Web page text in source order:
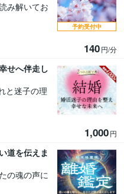
み解いてお
140円/分
予約受付中
せへ伴走し
と迷子の理
1,000円
道を伝えま
の魂の声に